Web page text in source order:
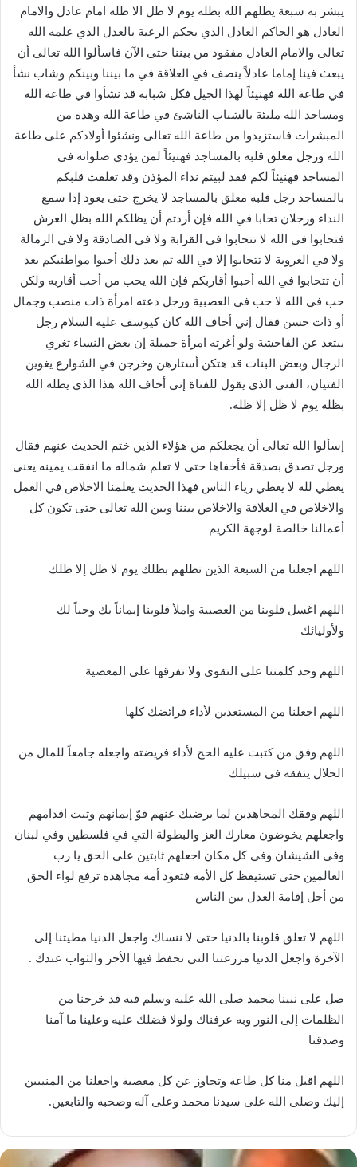
يبشر به سبعة يظلهم الله بظله يوم لا ظل الا ظله امام عادل والامام
العادل هو الحاكم العادل الذي يحكم الرعية بالعدل الذي علمه الله
تعالى والامام العادل مفقود من بيننا حتى الآن فاسألوا الله تعالى أن
يبعث فينا إماما عادلاً ينصف في العلاقة في ما بيننا وبينكم وشاب نشأ
في طاعة الله فهنيئاً لهذا الجيل فكل شبابه قد نشأوا في طاعة الله
ومساجد الله مليئة بالشباب الناشئ في طاعة الله وهذه من
المبشرات فاستزيدوا من طاعة الله تعالى ونشئوا أولادكم على طاعة
الله ورجل معلق قلبه بالمساجد فهنيئاً لمن يؤدي صلواته في
المساجد فهنيئاً لكم فقد لبيتم نداء المؤذن وقد تعلقت قلبكم
بالمساجد رجل قلبه معلق بالمساجد لا يخرج حتى يعود إذا سمع
النداء ورجلان تحابا في الله فإن أردتم أن يظلكم الله بظل العرش
فتحابوا في الله لا تتحابوا في القرابة ولا في الصادقة ولا في الزمالة
ولا في العروبة لا تتحابوا إلا في الله ثم بعد ذلك أحبوا مواطنيكم بعد
أن تتحابوا في الله أحبوا أقاربكم فإن الله يحب من أحب أقاربه ولكن
حب في الله لا حب في العصبية ورجل دعته امرأة ذات منصب وجمال
أو ذات حسن فقال إني أخاف الله كان كيوسف عليه السلام رجل
يبتعد عن الفاحشة ولو أغرته امرأة جميلة إن بعض النساء تغري
الرجال وبعض البنات قد هتكن أستارهن وخرجن في الشوارع يغوين
الفتيان، الفتى الذي يقول للفتاة إني أخاف الله هذا الذي يظله الله
بظله يوم لا ظل إلا ظله.
إسألوا الله تعالى أن يجعلكم من هؤلاء الذين ختم الحديث عنهم فقال
ورجل تصدق بصدقة فأخفاها حتى لا تعلم شماله ما انفقت يمينه يعني
يعطي لله لا يعطي رياء الناس فهذا الحديث يعلمنا الاخلاص في العمل
والاخلاص في العلاقة والاخلاص بيننا وبين الله تعالى حتى تكون كل
أعمالنا خالصة لوجهة الكريم
اللهم اجعلنا من السبعة الذين تظلهم بظلك يوم لا ظل إلا ظلك
اللهم اغسل قلوبنا من العصبية واملأ قلوبنا إيماناً بك وحباً لك
ولأوليائك
اللهم وحد كلمتنا على التقوى ولا تفرقها على المعصية
اللهم اجعلنا من المستعدين لأداء فرائضك كلها
اللهم وفق من كتبت عليه الحج لأداء فريضته واجعله جامعاً للمال من
الحلال ينفقه في سبيلك
اللهم وفقك المجاهدين لما يرضيك عنهم قوّ إيمانهم وثبت اقدامهم
واجعلهم يخوضون معارك العز والبطولة التي في فلسطين وفي لبنان
وفي الشيشان وفي كل مكان اجعلهم ثابتين على الحق يا رب
العالمين حتى تستيقظ كل الأمة فتعود أمة مجاهدة ترفع لواء الحق
من أجل إقامة العدل بين الناس
اللهم لا تعلق قلوبنا بالدنيا حتى لا ننساك واجعل الدنيا مطيتنا إلى
الآخرة واجعل الدنيا مزرعتنا التي نحفظ فيها الأجر والثواب عندك .
صل على نبينا محمد صلى الله عليه وسلم فبه قد خرجنا من
الظلمات إلى النور وبه عرفناك ولولا فضلك عليه وعلينا ما آمنا
وصدقنا
اللهم اقبل منا كل طاعة وتجاوز عن كل معصية واجعلنا من المنيبين
إليك وصلى الله على سيدنا محمد وعلى آله وصحبه والتابعين.